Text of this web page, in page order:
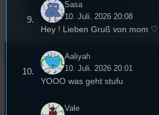
Kontakt
Sasa
10. Juli. 2026 20:08
Hey ! Lieben Gruß von mom ♡
Aaliyah
10. Juli. 2026 20:01
YOOO was geht stufu
Vale